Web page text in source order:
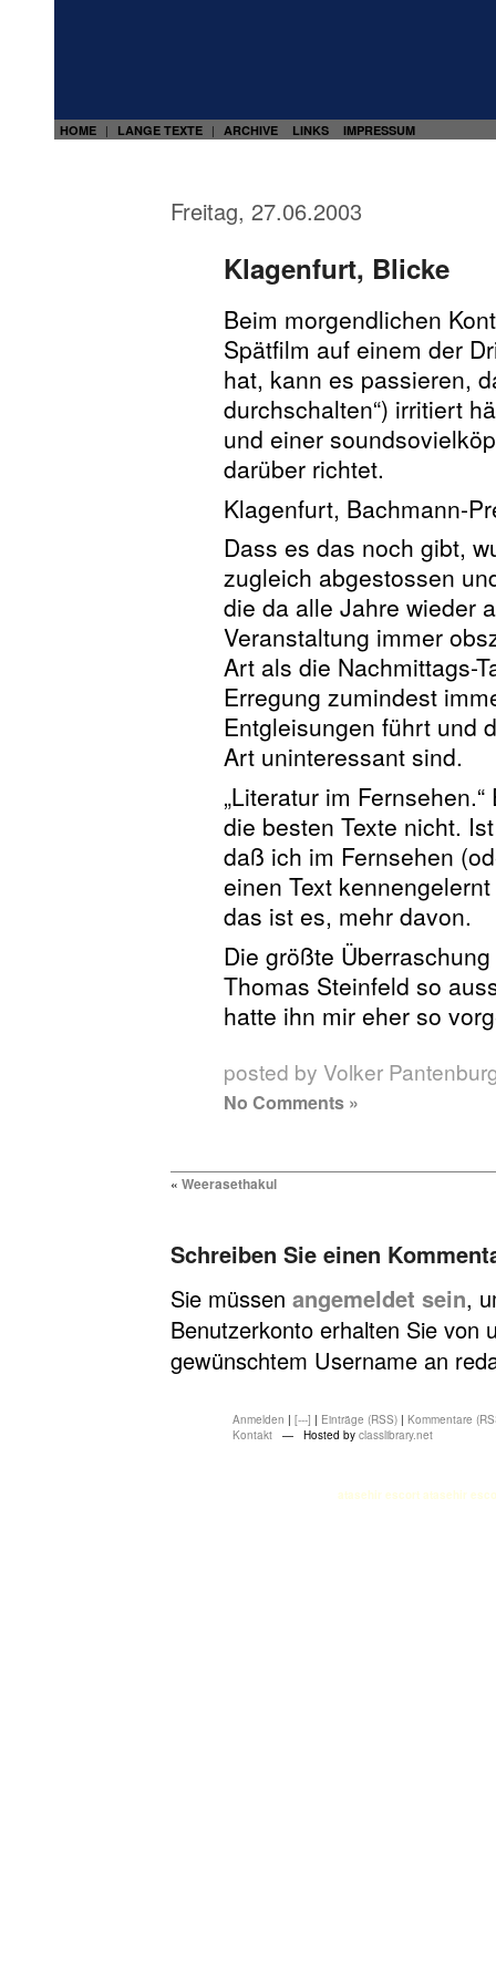
HOME | LANGE TEXTE | ARCHIVE LINKS IMPRESSUM
Freitag, 27.06.2003
Klagenfurt, Blicke
Beim morgendlichen
Spätfilm auf einem der
hat, kann es passieren,
durchschalten“) irritiert
und einer
darüber richtet.
Klagenfurt, Bachmann-
Dass es das noch gibt,
zugleich abgestossen
die da alle Jahre wieder
Veranstaltung immer
Art als die Nachmittags-
Erregung zumindest
Entgleisungen führt und
Art uninteressant sind.
„Literatur im
die besten Texte nicht.
daß ich im Fernsehen
einen Text
das ist es, mehr davon.
Die größte
Thomas Steinfeld so
hatte ihn mir eher so
posted by Volker
No Comments »
« Weerasethakul
Schreiben Sie einen
Sie müssen angemeldet sein,
Benutzerkonto erhalten Sie von
gewünschtem Username an
Anmelden | [---] | Einträge (RSS) | Kommentare
Kontakt — Hosted by classlibrary.net
atasehir escort atasehir